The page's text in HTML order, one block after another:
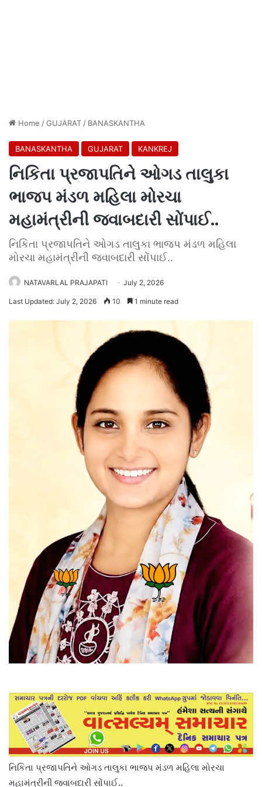
Home /GUJARAT / BANASKANTHA
BANASKANTHA GUJARAT KANKREJ
નિકિતા પ્રજાપતિને ઓગડ તાલુકા
ભાજપ મંડળ મહિલા મોરચા
મહામંત્રીની જવાબદારી સોંપાઈ..
નિકિતા પ્રજાપતિને ઓગડ તાલુકા ભાજપ મંડળ મહિલા
મોરચા મહામંત્રીની જવાબદારી સોંપાઈ..
NATAVARLAL PRAJAPATI July 2, 2026
Last Updated: July 2, 2026 10 1 minute read
નિકિતા પ્રજાપતિને ઓગડ તાલુકા ભાજપ મંડળ મહિલા મોરચા
મહામંત્રીની જવાબદારી સોંપાઈ..